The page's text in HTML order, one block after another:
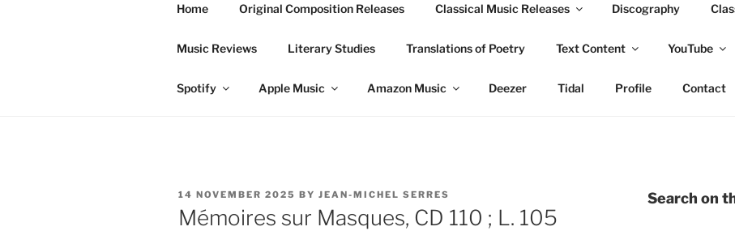
Home Original Composition Releases Classical Music Releases Discography
Music Reviews Literary Studies Translations of Poetry Text Content YouTube
Spotify Apple Music Amazon Music Deezer Tidal Profile Contact
POSTED
ON
14 NOVEMBER 2025 BY JEAN-MICHEL SERRES
Mémoires sur Masques, CD 110 ; L. 105
Search on